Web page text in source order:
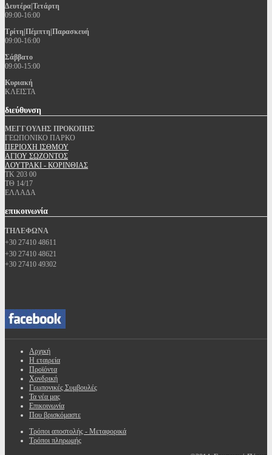
Δευτέρα|Τετάρτη
09:00-16:00
Τρίτη|Πέμπτη|Παρασκευή
09:00-16:00
Σάββατο
09:00-15:00
Κυριακή
ΚΛΕΙΣΤΑ
διεύθυνση
ΜΕΓΓΟΥΛΗΣ ΠΡΟΚΟΠΗΣ
ΓΕΩΠΟΝΙΚΟ ΠΑΡΚΟ
ΠΕΡΙΟΧΗ ΙΣΘΜΟΥ
ΑΓΙΟΥ ΣΩΖΟΝΤΟΣ
ΛΟΥΤΡΑΚΙ - ΚΟΡΙΝΘΙΑΣ
ΤΚ 203 00
ΤΘ 14/17
ΕΛΛΑΔΑ
επικοινωνία
ΤΗΛΕΦΩΝΑ
+30 27410 48611
+30 27410 48621
+30 27410 49302
Αρχική
Η εταιρεία
Προϊόντα
Χονδρική
Γεωπονικές Συμβουλές
Τα νέα μας
Επικοινωνία
Που βρισκόμαστε
Τρόποι αποστολής - Μεταφορικά
Τρόποι πληρωμής